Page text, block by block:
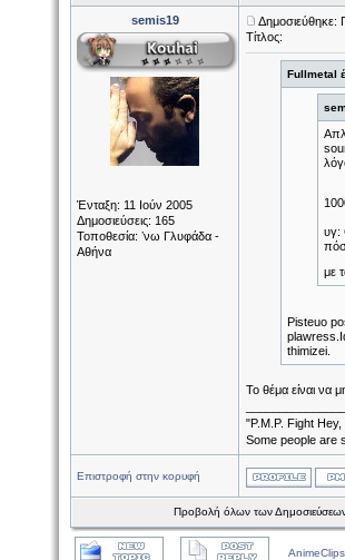
semis19
Ένταξη: 11 Ιούν 2005
Δημοσιεύσεις: 165
Τοποθεσία: ʼνω Γλυφάδα -
Αθήνα
Τίτλος:
Fullmetal
υγ:
με
Pisteuo
thimizei.
Το θέμα είναι να
"P.M.P. Fight
Some people are
Επιστροφή στην κορυφή
Προβολή όλων των